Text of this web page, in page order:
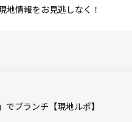
地情報をお見逃しなく！
ブランチ【現地ルポ】